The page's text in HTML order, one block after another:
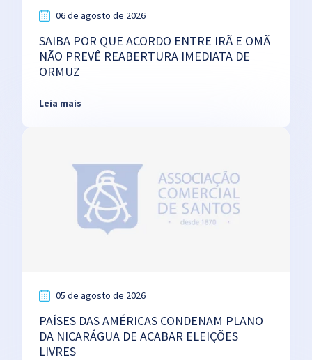
06 de agosto de 2026
SAIBA POR QUE ACORDO ENTRE IRÃ E OMÃ
NÃO PREVÊ REABERTURA IMEDIATA DE
ORMUZ
Leia mais
05 de agosto de 2026
PAÍSES DAS AMÉRICAS CONDENAM PLANO
DA NICARÁGUA DE ACABAR ELEIÇÕES
LIVRES